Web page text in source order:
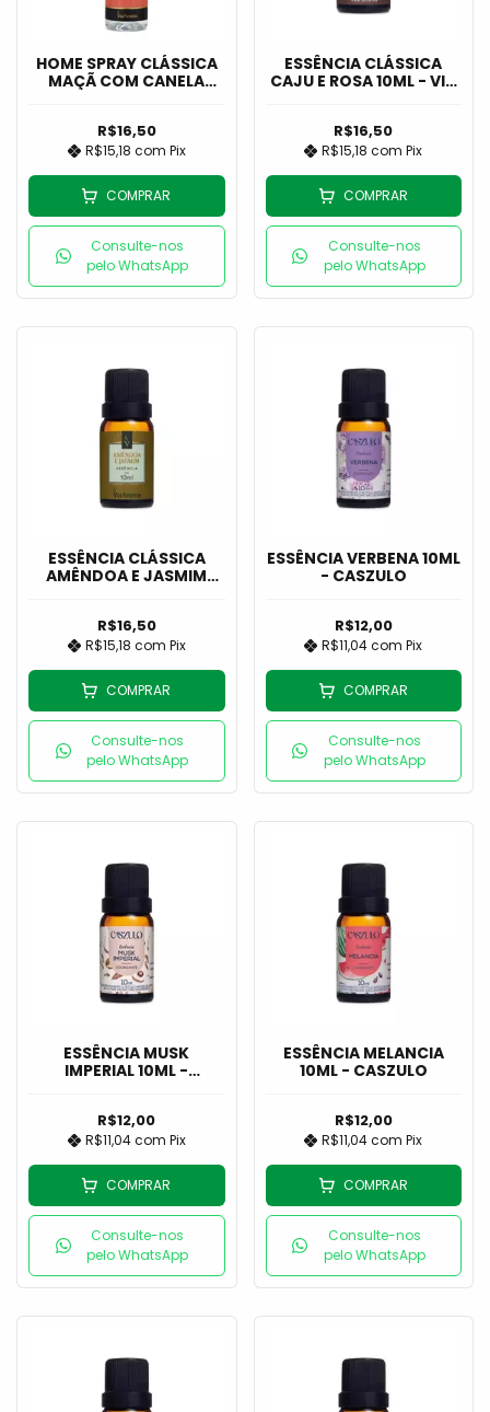
HOME SPRAY CLÁSSICA
MAÇÃ COM CANELA
R$16,50
R$15,18 com Pix
COMPRAR
Consulte-nos
pelo WhatsApp
ESSÊNCIA CLÁSSICA
CAJU E ROSA 10ML - VIA
R$16,50
R$15,18com Pix
COMPRAR
Consulte-nos
pelo WhatsApp
ESSÊNCIA CLÁSSICA
AMÊNDOA E JASMIM
R$16,50
R$15,18 com Pix
COMPRAR
Consulte-nos
pelo WhatsApp
ESSÊNCIA VERBENA 10ML
- CASZULO
R$12,00
R$11,04com Pix
COMPRAR
Consulte-nos
pelo WhatsApp
ESSÊNCIA MUSK
IMPERIAL 10ML -
R$12,00
R$11,04com Pix
COMPRAR
Consulte-nos
pelo WhatsApp
ESSÊNCIA MELANCIA
10ML - CASZULO
R$12,00
R$11,04com Pix
COMPRAR
Consulte-nos
pelo WhatsApp